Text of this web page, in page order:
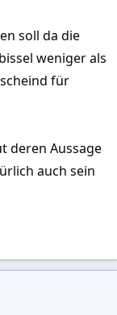
soll da die
weniger als
für
deren Aussage
auch sein